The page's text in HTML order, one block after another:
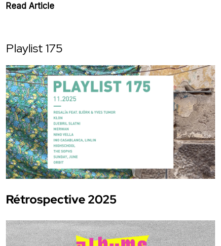
Read Article
Playlist 175
Rétrospective 2025